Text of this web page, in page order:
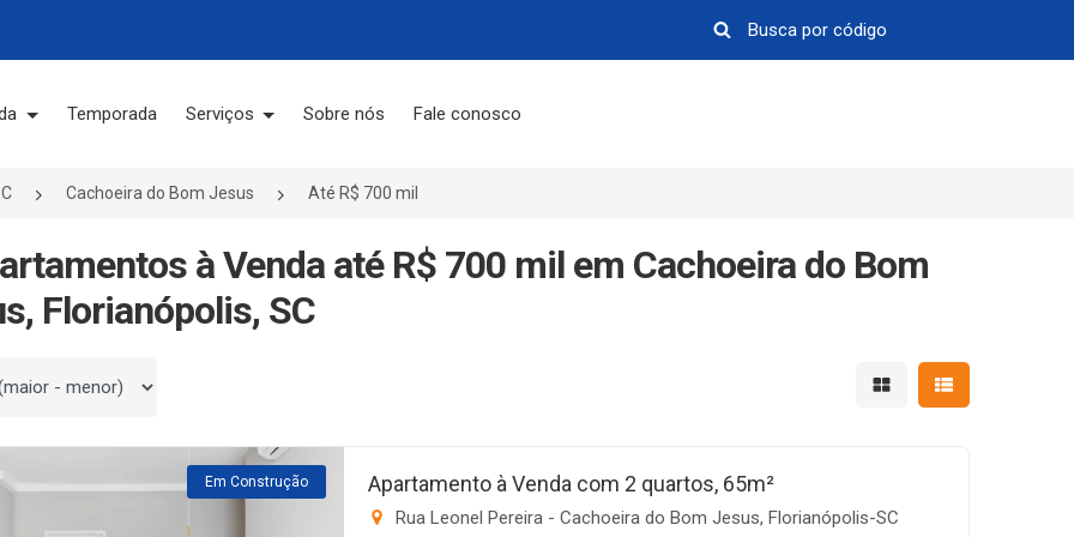
Temporada Serviços Sobre nós Fale conosco
Cachoeira do Bom Jesus Até R$ 700 mil
à Venda até R$ 700 mil em Cachoeira do Bom
Florianópolis, SC
por Mostrar resultados em
Mostrar
Em Construção Apartamento à Venda com 2 quartos, 65m²
Rua Leonel Pereira - Cachoeira do Bom Jesus, Florianópolis-SC